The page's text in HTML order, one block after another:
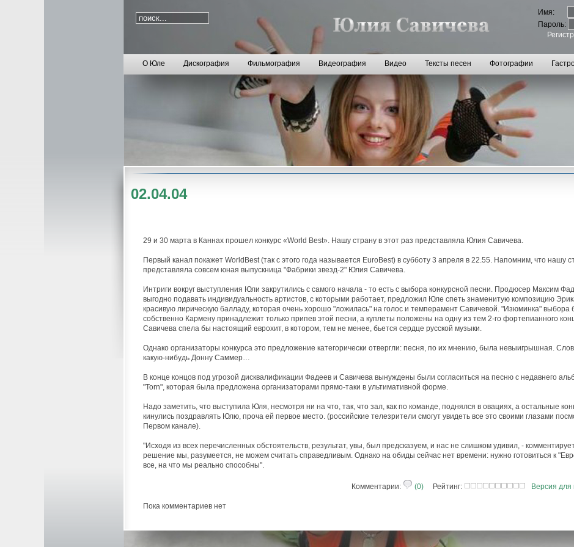
Имя:
Пароль:
О Юле Дискография Фильмография Видеография Видео Тексты песен Фотографии
02.04.04
29 и 30 марта в Каннах прошел конкурс «World Best». Нашу страну в этот раз представляла Юлия Савичева.
Первый канал покажет WorldBest (так с этого года называется EuroBest) в субботу 3 апреля в 22.55. Напомним, что нашу
представляла совсем юная выпускница "Фабрики звезд-2" Юлия Савичева.
Интриги вокруг выступления Юли закрутились с самого начала - то есть с выбора конкурсной песни. Продюсер Максим
выгодно подавать индивидуальность артистов, с которыми работает, предложил Юле спеть знаменитую композицию
красивую лирическую балладу, которая очень хорошо "ложилась" на голос и темперамент Савичевой. "Изюминка"
собственно Кармену принадлежит только припев этой песни, а куплеты положены на одну из тем 2-го фортепианного
Савичева спела бы настоящий еврохит, в котором, тем не менее, бьется сердце русской музыки.
Однако организаторы конкурса это предложение категорически отвергли: песня, по их мнению, была невыигрышная.
какую-нибудь Донну Саммер…
В конце концов под угрозой дисквалификации Фадеев и Савичева вынуждены были согласиться на песню с недавнего
"Torn", которая была предложена организаторами прямо-таки в ультимативной форме.
Надо заметить, что выступила Юля, несмотря ни на что, так, что зал, как по команде, поднялся в овациях, а остальные
кинулись поздравлять Юлю, проча ей первое место. (российские телезрители смогут увидеть все это своими глазами
Первом канале).
"Исходя из всех перечисленных обстоятельств, результат, увы, был предсказуем, и нас не слишком удивил, -
решение мы, разумеется, не можем считать справедливым. Однако на обиды сейчас нет времени: нужно готовиться к
все, на что мы реально способны".
Комментарии: (0) Рейтинг: Версия для
Пока комментариев нет